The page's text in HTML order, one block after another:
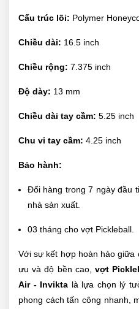
Cấu trúc lõi: Polymer
Chiều dài: 16.5 inch
Chiều rộng: 7.375 inch
Độ dày: 13 mm
Chiều dài tay cầm: 5.25 inch
Chu vi tay cầm: 4.25 inch
Bảo hành:
Đổi hàng trong 7 ngày đầu
nhà sản xuất.
03 tháng cho vợt Pickleball.
Với sự kết hợp hoàn hảo giữa
ưu và độ bền cao,vợt
Air - Invikta là lựa chọn lý
phong cách tấn công nhanh,